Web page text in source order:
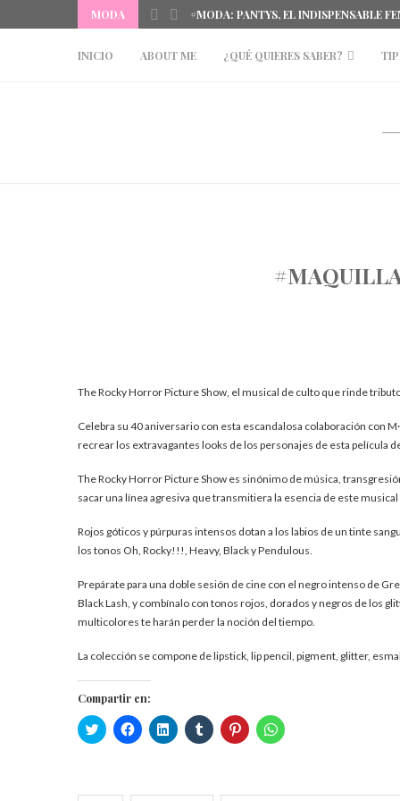
MODA #MODA: PANTYS, EL INDISPENSABLE
INICIO ABOUT ME ¿QUÉ QUIERES SABER?
The Rocky Horror Picture Show, el musical de culto que rinde
Celebra su 40 aniversario con esta escandalosa colaboración con
recrear los extravagantes looks de los personajes de esta película
The Rocky Horror Picture Show es sinónimo de música,
sacar una línea agresiva que transmitiera la esencia de este
Rojos góticos y púrpuras intensos dotan a los labios de un tinte
los tonos Oh, Rocky!!!, Heavy, Black y Pendulous.
Prepárate para una doble sesión de cine con el negro intenso de
Black Lash, y combínalo con tonos rojos, dorados y negros de los
multicolores te harán perder la noción del tiempo.
La colección se compone de lipstick, lip pencil, pigment, glitter,
Compartir en:
Haz
clic
(Se
Haz
clic
(Se
Haz
clic
(Se
Haz
clic
(Se
Haz
clic
(Se
Haz
clic
(Se